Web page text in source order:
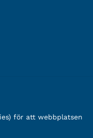
för att webbplatsen